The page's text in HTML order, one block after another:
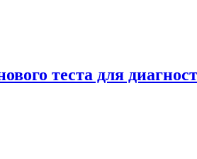
теста для